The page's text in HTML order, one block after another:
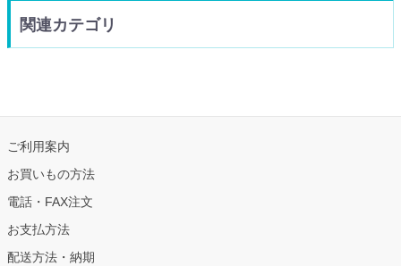
関連カテゴリ
ご利用案内
お買いもの方法
電話・FAX注文
お支払方法
配送方法・納期